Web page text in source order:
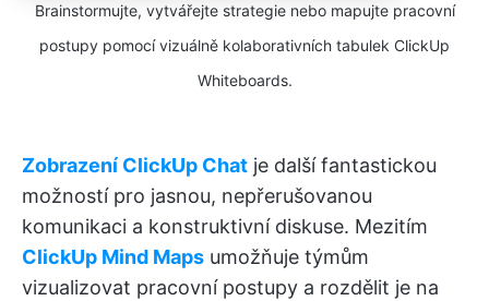
Brainstormujte, vytvářejte strategie nebo mapujte pracovní
postupy pomocí vizuálně kolaborativních tabulek ClickUp
Whiteboards.
Zobrazení ClickUp Chat je další fantastickou
možností pro jasnou, nepřerušovanou
komunikaci a konstruktivní diskuse. Mezitím
ClickUp Mind Maps umožňuje týmům
vizualizovat pracovní postupy a rozdělit je na